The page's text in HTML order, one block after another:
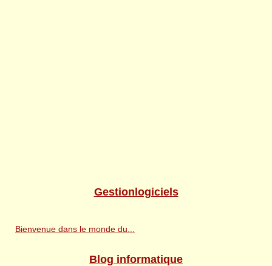
Gestionlogiciels
Bienvenue dans le monde du...
Blog informatique